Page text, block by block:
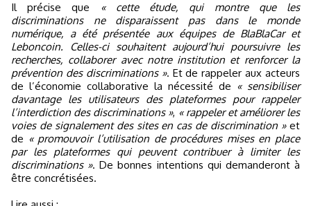
Il précise que
« cette étude, qui montre que les
discriminations ne disparaissent pas dans le monde
numérique, a été présentée aux équipes de BlaBlaCar et
Leboncoin. Celles-ci souhaitent aujourd’hui poursuivre les
recherches, collaborer avec notre institution et renforcer la
prévention des discriminations ». Et de rappeler aux acteurs
de l’économie collaborative la nécessité de « sensibiliser
davantage les utilisateurs des plateformes pour rappeler
l’interdiction des discriminations », « rappeler et améliorer les
voies de signalement des sites en cas de discrimination »et
de « promouvoir l’utilisation de procédures mises en place
par les plateformes qui peuvent contribuer à limiter les
discriminations ». De bonnes intentions qui demanderont à
être concrétisées.